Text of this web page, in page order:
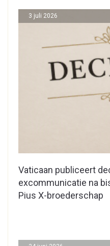
Vaticaan publiceert
excommunicatie na
Pius X-broederschap
3 juli 2026